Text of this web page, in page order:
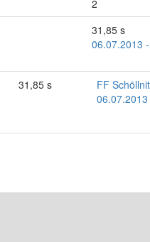
2
31,85 s
06.07.2013
31,85 s
FF